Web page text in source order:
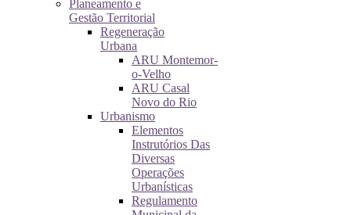
Planeamento e
Gestão Territorial
Regeneração
Urbana
ARU Montemor-
o-Velho
ARU Casal
Novo do Rio
Urbanismo
Elementos
Instrutórios Das
Diversas
Operações
Urbanísticas
Regulamento